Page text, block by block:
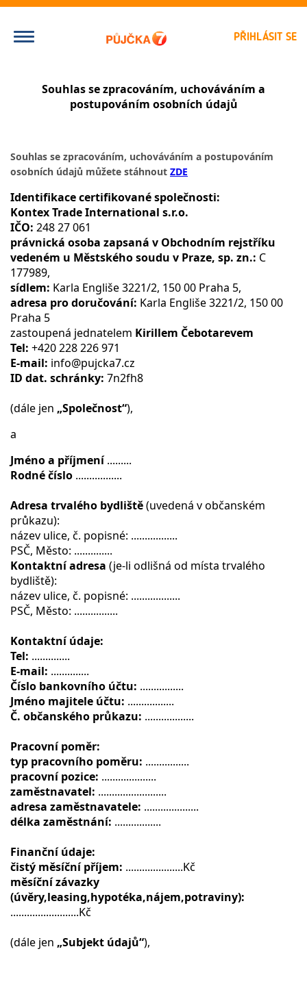
PŘIHLÁSIT SE
Souhlas se zpracováním, uchováváním a
postupováním osobních údajů
Souhlas se zpracováním, uchováváním a postupováním
osobních údajů můžete stáhnout ZDE
Identifikace certifikované společnosti:
Kontex Trade International s.r.o.
IČO: 248 27 061
právnická osoba zapsaná v Obchodním rejstříku
vedeném u Městského soudu v Praze, sp. zn.: C
177989,
sídlem: Karla Engliše 3221/2, 150 00 Praha 5,
adresa pro doručování: Karla Engliše 3221/2, 150 00
Praha 5
zastoupená jednatelem Kirillem Čebotarevem
Tel: +420 228 226 971
E-mail: info@pujcka7.cz
ID dat. schránky: 7n2fh8
(dále jen „Společnost“),
a
Jméno a příjmení.........
Rodné číslo .................
Adresa trvalého bydliště(uvedená v občanském
průkazu):
název ulice, č. popisné: .................
PSČ, Město: ..............
Kontaktní adresa (je-li odlišná od místa trvalého
bydliště):
název ulice, č. popisné: ..................
PSČ, Město: ................
Kontaktní údaje:
Tel: ..............
E-mail: ..............
Číslo bankovního účtu: ................
Jméno majitele účtu: .................
Č. občanského průkazu: ..................
Pracovní poměr:
typ pracovního poměru: ................
pracovní pozice: ....................
zaměstnavatel: .........................
adresa zaměstnavatele: ....................
délka zaměstnání: .................
Finanční údaje:
čistý měsíční příjem: .....................Kč
měsíční závazky
(úvěry,leasing,hypotéka,nájem,potraviny):
.........................Kč
(dále jen „Subjekt údajů“),